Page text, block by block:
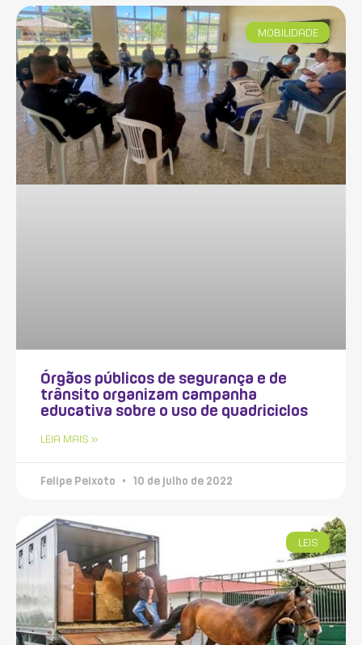
MOBILIDADE
Órgãos públicos de segurança e de
trânsito organizam campanha
educativa sobre o uso de quadriciclos
LEIA MAIS »
Felipe Peixoto 10 de julho de 2022
LEIS